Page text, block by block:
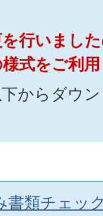
行いまし
式をご利
からダウ
書類チェッ